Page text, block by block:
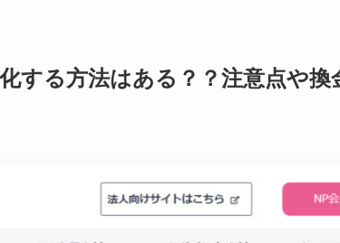
する方法はある？？注意点や換